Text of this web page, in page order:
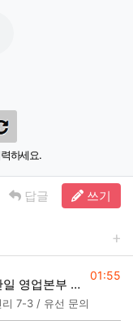
하세요.
답글 쓰기
등록일
01:55
"서울 수도권 현장"을 같이 할 TM 단독 단일 영업본부 팀 선착순 모집
리 7-3 / 유선 문의